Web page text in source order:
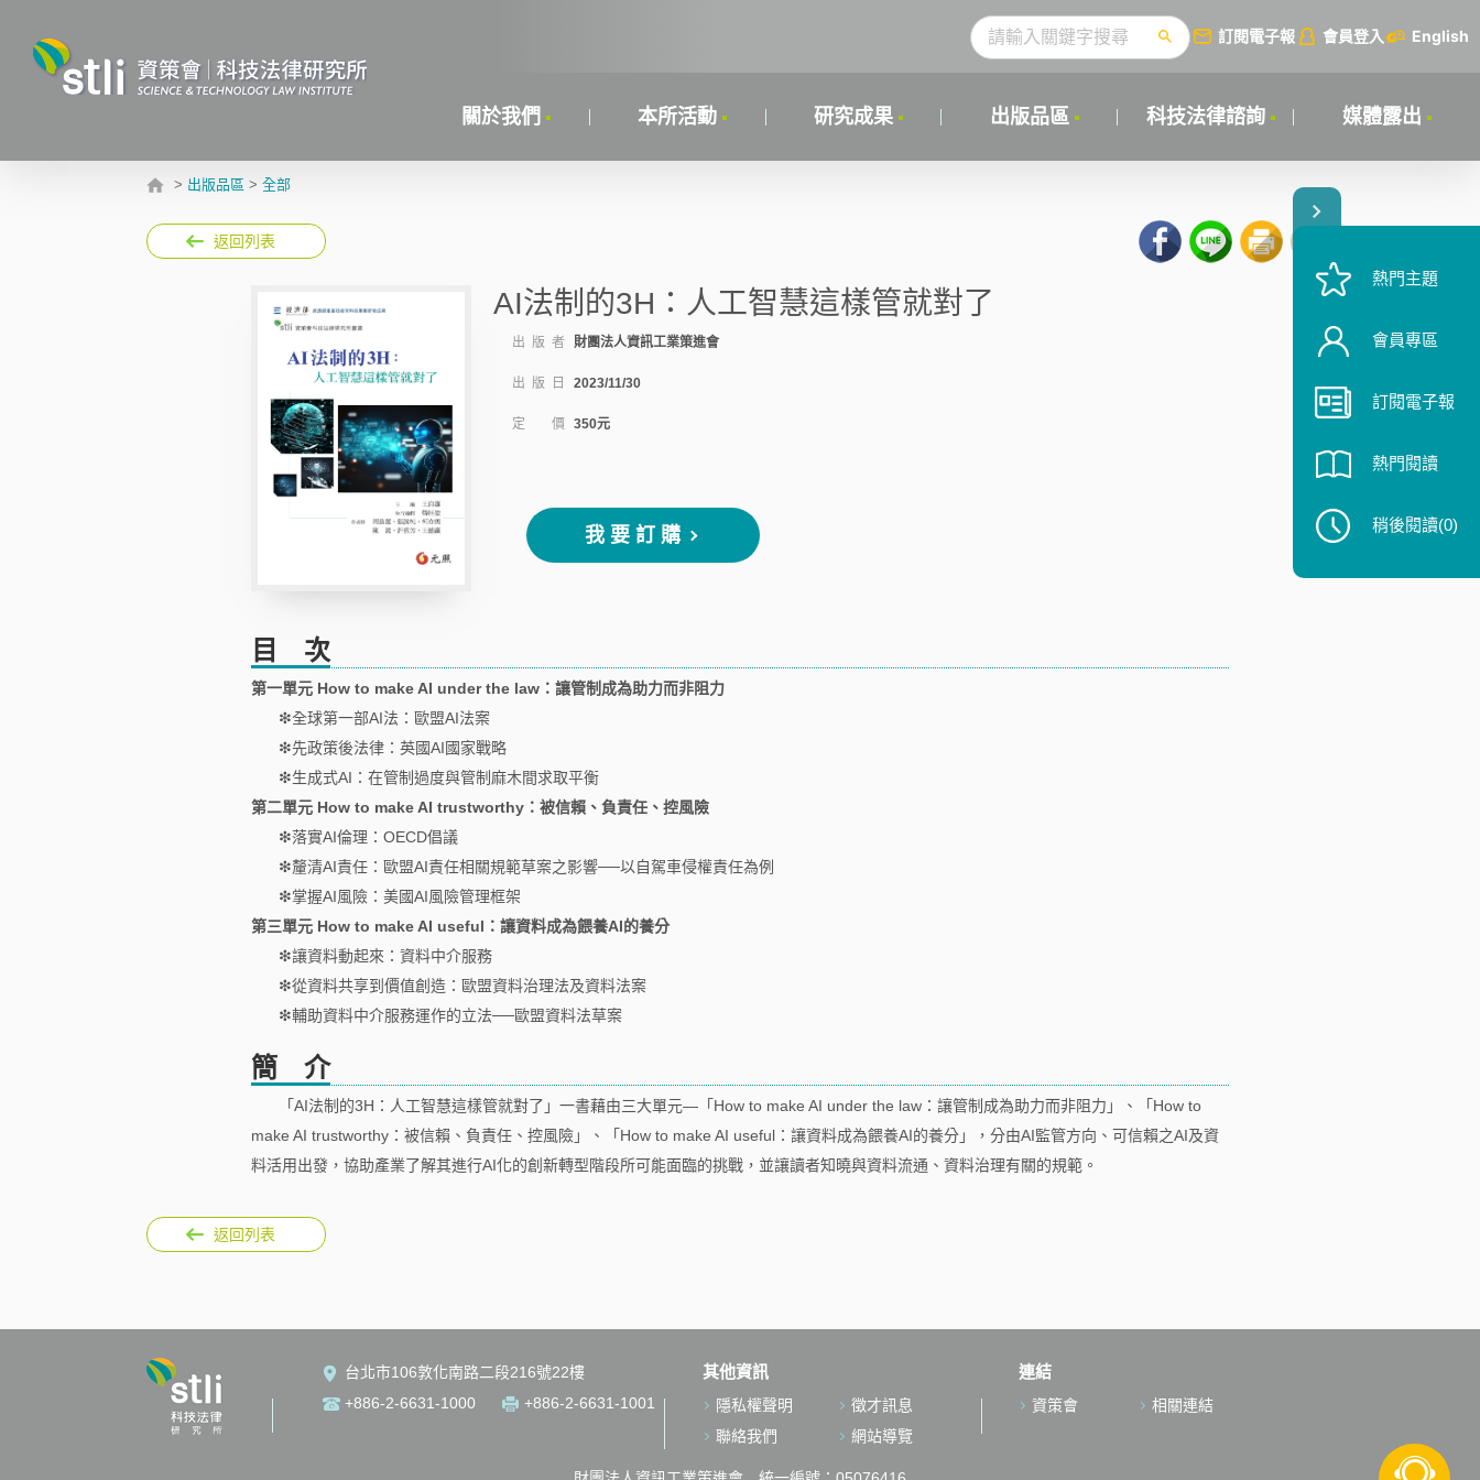
訂閱電子報 會員登入 English
關於我們 本所活動 研究成果 出版品區 科技法律諮詢 媒體露出
> 出版品區 > 全部
返回列表
AI法制的3H：人工智慧這樣管就對了
出 版 者 財團法人資訊工業策進會
出 版 日 2023/11/30
定 價 350元
我要訂購
目 次
第一單元 How to make AI under the law：讓管制成為助力而非阻力
❇︎全球第一部AI法：歐盟AI法案
❇︎先政策後法律：英國AI國家戰略
❇︎生成式AI：在管制過度與管制麻木間求取平衡
第二單元 How to make AI trustworthy：被信賴、負責任、控風險
❇︎落實AI倫理：OECD倡議
❇︎釐清AI責任：歐盟AI責任相關規範草案之影響──以自駕車侵權責任為例
❇︎掌握AI風險：美國AI風險管理框架
第三單元 How to make AI useful：讓資料成為餵養AI的養分
❇︎讓資料動起來：資料中介服務
❇︎從資料共享到價值創造：歐盟資料治理法及資料法案
❇︎輔助資料中介服務運作的立法──歐盟資料法草案
簡 介
「AI法制的3H：人工智慧這樣管就對了」一書藉由三大單元—「How to make AI under the law：讓管制成為助力而非阻力」、「How to
make AI trustworthy：被信賴、負責任、控風險」、「How to make AI useful：讓資料成為餵養AI的養分」，分由AI監管方向、可信賴之AI及資
料活用出發，協助產業了解其進行AI化的創新轉型階段所可能面臨的挑戰，並讓讀者知曉與資料流通、資料治理有關的規範。
返回列表
台北市106敦化南路二段216號22樓
+886-2-6631-1000
+886-2-6631-1001
其他資訊
隱私權聲明
徵才訊息
聯絡我們
網站導覽
連結
資策會 相關連結
熱門主題
會員專區
訂閱電子報
熱門閱讀
稍後閱讀(0)